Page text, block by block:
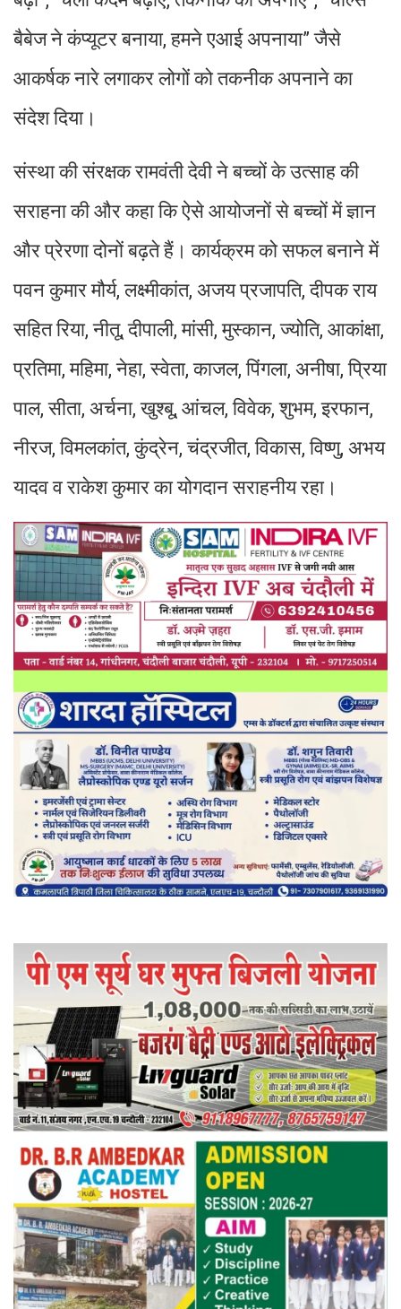
बैबेज ने कंप्यूटर बनाया, हमने एआई अपनाया” जैसे
आकर्षक नारे लगाकर लोगों को तकनीक अपनाने का
संदेश दिया।
संस्था की संरक्षक रामवंती देवी ने बच्चों के उत्साह की
सराहना की और कहा कि ऐसे आयोजनों से बच्चों में ज्ञान
और प्रेरणा दोनों बढ़ते हैं। कार्यक्रम को सफल बनाने में
पवन कुमार मौर्य, लक्ष्मीकांत, अजय प्रजापति, दीपक राय
सहित रिया, नीतू, दीपाली, मांसी, मुस्कान, ज्योति, आकांक्षा,
प्रतिमा, महिमा, नेहा, स्वेता, काजल, पिंगला, अनीषा, प्रिया
पाल, सीता, अर्चना, खुश्बू, आंचल, विवेक, शुभम, इरफान,
नीरज, विमलकांत, कुंद्रेन, चंद्रजीत, विकास, विष्णु, अभय
यादव व राकेश कुमार का योगदान सराहनीय रहा।